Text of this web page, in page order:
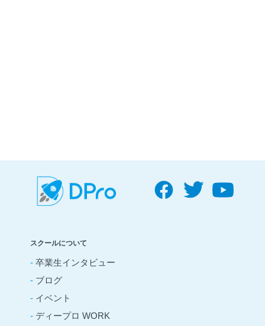
スクールについて
- 卒業生インタビュー
- ブログ
- イベント
- ディープロ WORK